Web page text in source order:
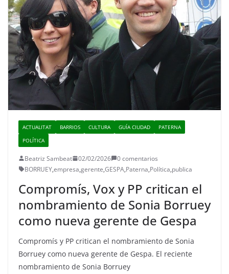
ACTUALITAT BARRIOS CULTURA GUÍA CIUDAD
PATERNA
POLÍTICA
Beatriz Sambeat 02/02/2026
0 comentarios
BORRUEY,empresa,gerente,GESPA,Paterna,Política,publica
Compromís, Vox y PP critican el
nombramiento de Sonia Borruey
como nueva gerente de Gespa
Compromís y PP critican el nombramiento de Sonia
Borruey como nueva gerente de Gespa. El reciente
nombramiento de Sonia Borruey